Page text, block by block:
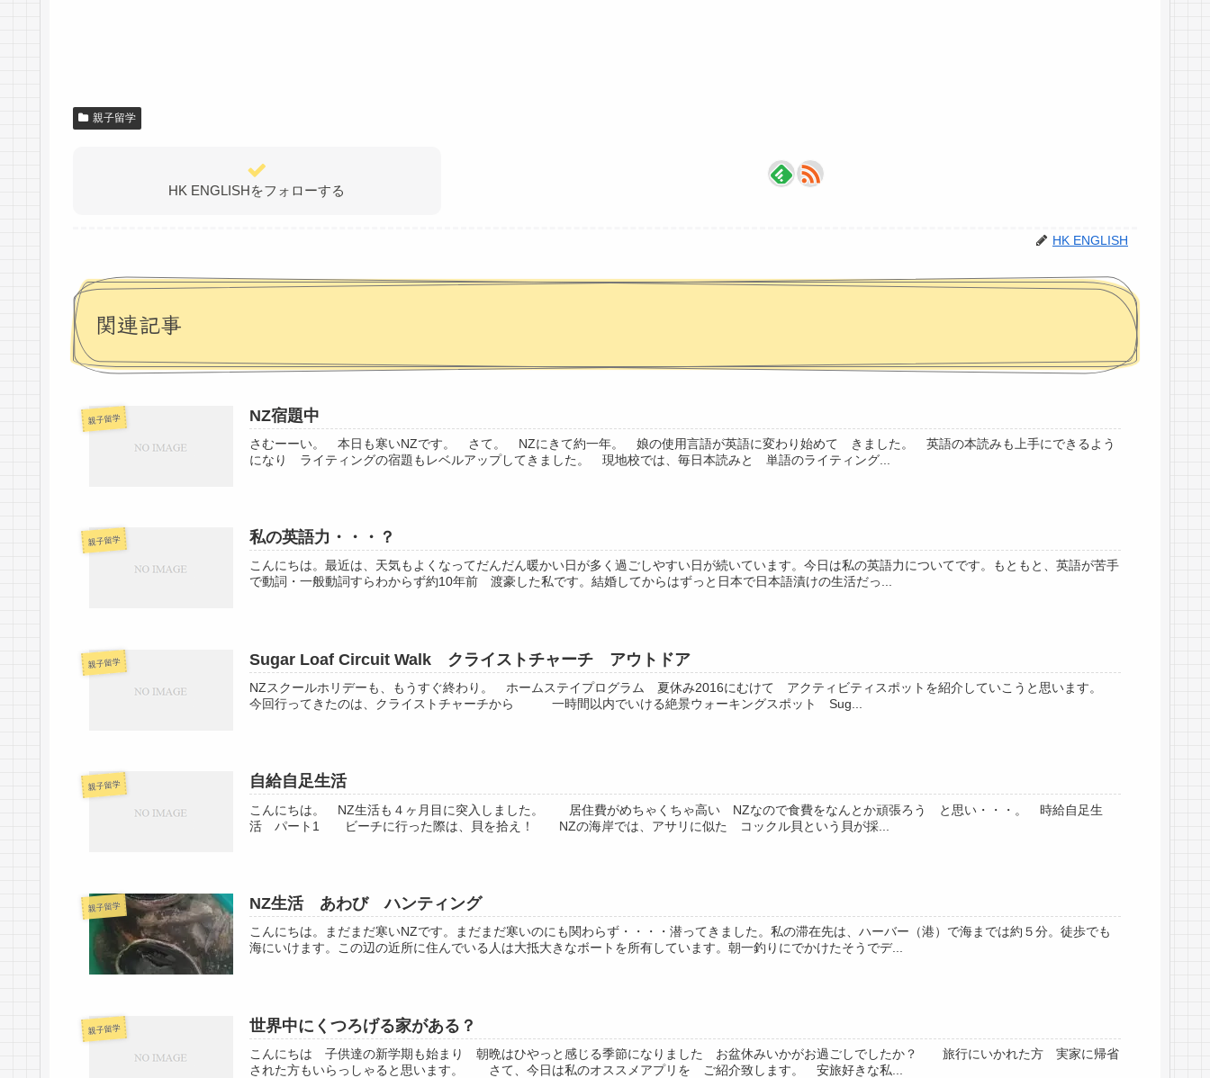
親子留学
HK ENGLISHをフォローする
HK ENGLISH
関連記事
親子留学 NZ宿題中
さむーーい。 本日も寒いNZです。 さて。 NZにきて約一年。 娘の使用言語が英語に変わり始めて きました。 英語の本読みも上手にできるよう
になり ライティングの宿題もレベルアップしてきました。 現地校では、毎日本読みと 単語のライティング...
親子留学 私の英語力・・・？
こんにちは。最近は、天気もよくなってだんだん暖かい日が多く過ごしやすい日が続いています。今日は私の英語力についてです。もともと、英語が苦手
で動詞・一般動詞すらわからず約10年前 渡豪した私です。結婚してからはずっと日本で日本語漬けの生活だっ...
親子留学 Sugar Loaf Circuit Walk クライストチャーチ アウトドア
NZスクールホリデーも、もうすぐ終わり。 ホームステイプログラム 夏休み2016にむけて アクティビティスポットを紹介していこうと思います。
今回行ってきたのは、クライストチャーチから 一時間以内でいける絶景ウォーキングスポット Sug...
親子留学 自給自足生活
こんにちは。 NZ生活も４ヶ月目に突入しました。 居住費がめちゃくちゃ高い NZなので食費をなんとか頑張ろう と思い・・・。 時給自足生
活 パート1 ビーチに行った際は、貝を拾え！ NZの海岸では、アサリに似た コックル貝という貝が採...
親子留学 NZ生活 あわび ハンティング
こんにちは。まだまだ寒いNZです。まだまだ寒いのにも関わらず・・・・潜ってきました。私の滞在先は、ハーバー（港）で海までは約５分。徒歩でも
海にいけます。この辺の近所に住んでいる人は大抵大きなボートを所有しています。朝一釣りにでかけたそうでデ...
親子留学 世界中にくつろげる家がある？
こんにちは 子供達の新学期も始まり 朝晩はひやっと感じる季節になりました お盆休みいかがお過ごしでしたか？ 旅行にいかれた方 実家に帰省
された方もいらっしゃると思います。 さて、今日は私のオススメアプリを ご紹介致します。 安旅好きな私...